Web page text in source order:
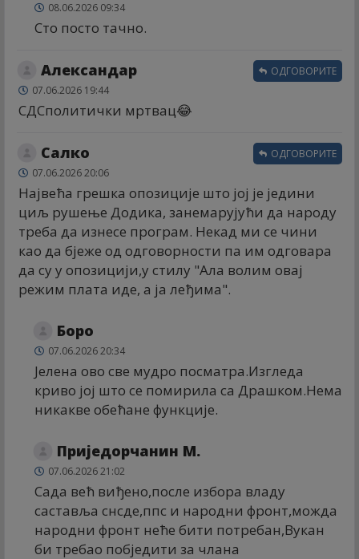
08.06.2026 09:34
Сто посто тачно.
Александар
07.06.2026 19:44
СДСполитички мртвац😂
ОДГОВОРИТЕ
Салко
07.06.2026 20:06
Највећа грешка опозиције што јој је једини
циљ рушење Додика, занемарујући да народу
треба да изнесе програм. Некад ми се чини
као да бјеже од одговорности па им одговара
да су у опозицији,у стилу "Ала волим овај
режим плата иде, а ја леђима".
ОДГОВОРИТЕ
Боро
07.06.2026 20:34
Јелена ово све мудро посматра.Изгледа
криво јој што се помирила са Драшком.Нема
никакве обећане функције.
Приједорчанин М.
07.06.2026 21:02
Сада већ виђено,после избора владу
саставља снсде,ппс и народни фронт,можда
народни фронт неће бити потребан,Вукан
би требао побједити за члана